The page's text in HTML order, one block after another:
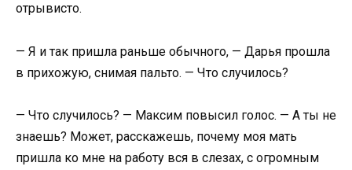
отрывисто.
— Я и так пришла раньше обычного, — Дарья прошла
в прихожую, снимая пальто. — Что случилось?
— Что случилось? — Максим повысил голос. — А ты не
знаешь? Может, расскажешь, почему моя мать
пришла ко мне на работу вся в слезах, с огромным